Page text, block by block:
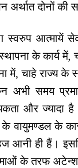
अर्थात दोनों की
स्वरुप आत्मायें
के कार्य में,
में, चाहे राज्य के
समय प्रमाण
और ज्यादा
के वायुमण्डल के
आनी ही हैं।
के तरफ